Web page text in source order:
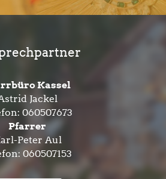
Kassel
Jackel
060507673
Pfarrer
Peter Aul
060507153